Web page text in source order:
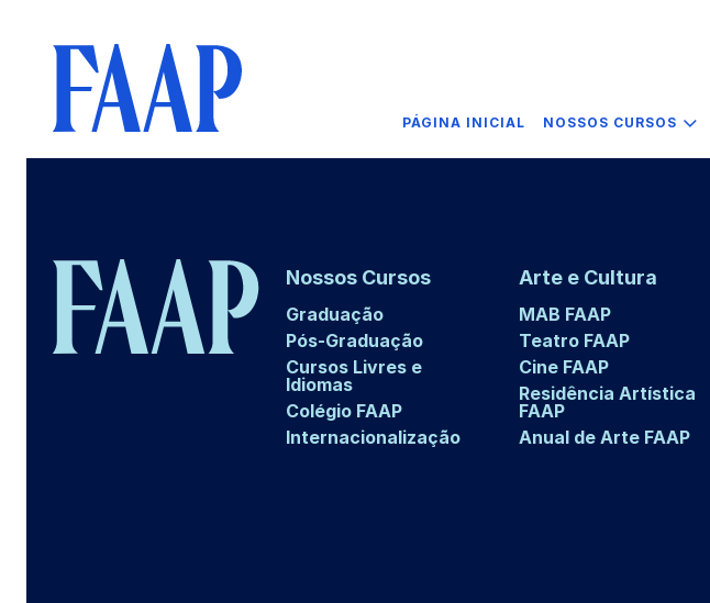
PÁGINA INICIAL NOSSOS CURSOS
Nossos Cursos
Graduação
Pós-Graduação
Cursos Livres e
Idiomas
Colégio FAAP
Internacionalização
Arte e Cultura
MAB FAAP
Teatro FAAP
Cine FAAP
Residência Artística
FAAP
Anual de Arte FAAP